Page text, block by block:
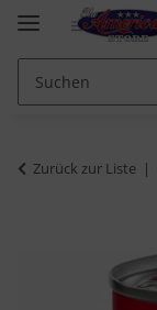
Zurück zur Liste